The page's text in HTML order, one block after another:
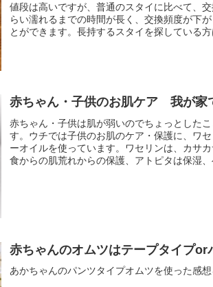
値段は高いですが、普通のスタイに比べて、
らい濡れるまでの時間が長く、交換頻度が下
とができます。長持するスタイを探している
赤ちゃん・子供のお肌ケア 我が家
赤ちゃん・子供は肌が弱いのでちょっとした
す。ウチでは子供のお肌のケア・保護に、ワ
ーオイルを使っています。ワセリンは、カサ
食からの肌荒れからの保護、アトピタは保湿、
赤ちゃんのオムツはテープタイプor
あかちゃんのパンツタイプオムツを使った感想